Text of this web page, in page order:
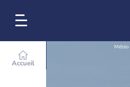
Accueil
Météo